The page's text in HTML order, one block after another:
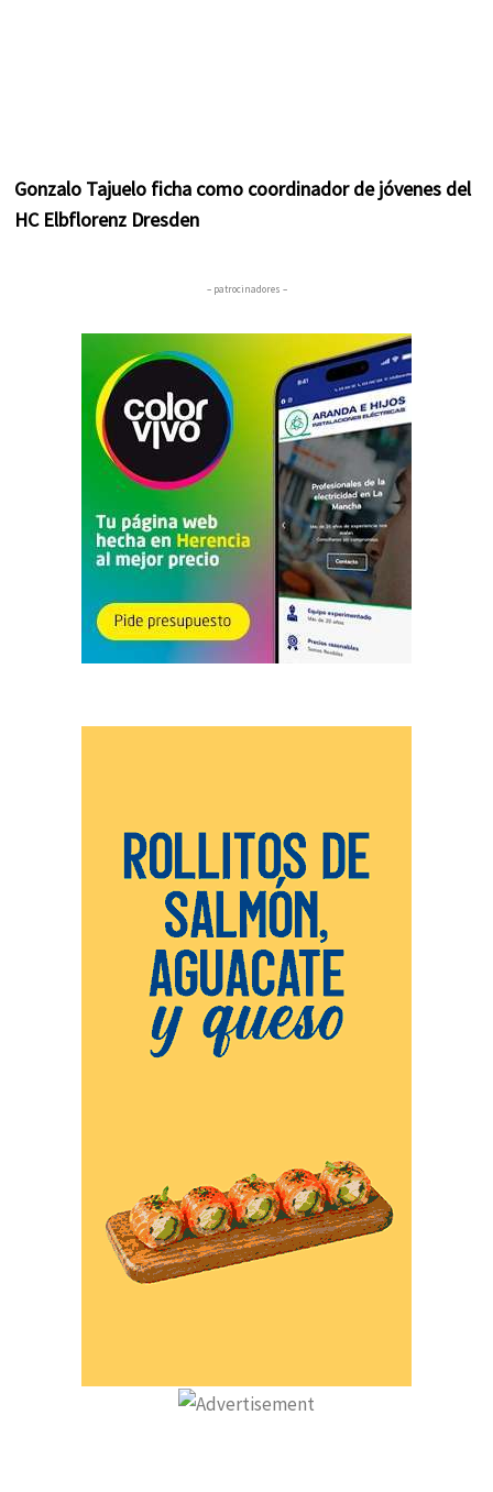
Gonzalo Tajuelo ficha como coordinador de jóvenes del
HC Elbflorenz Dresden
– patrocinadores –